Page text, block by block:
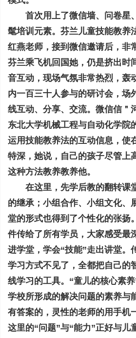
首次用上了微信墙、问卷星
髦培训元素。芬兰儿童技能教养
红燕老师，接到微信邀请后，非
芬兰乘飞机回国她，仍是挤出时
音互动，现场气氛非常热烈，轰
内一百三十人参与的研讨会，场
线互动、分享、交流。微信信＂
东北大学机械工程与自动化学院
运用技能教养法的互动信息，使
特深，她说，自己的孩子尽管上
这种方法教养教养他。
在这里，先学后教的翻转课
的继承；小组合作、小组文化、
堂的形式也得到了个性化的张扬
件传给了所有学员，大家感受最
进学堂，学会“技能”走出讲堂。
学习方式不见了，全都把自己的
线学习的工具。“童儿的核心素
学校所形成的解决问题的素养与
有答案的，灵性的老师的用手机
这里的“问题”与“能力”正好与儿